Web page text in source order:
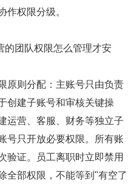
作权限分级。
的团队权限怎么管理才安
则分配：主账号只由负责
创建子账号和审核关键操
运营、客服、财务等独立子
号只开放必要权限。所有账
验证。员工离职时立即禁用
全部权限，不能等到"有空了